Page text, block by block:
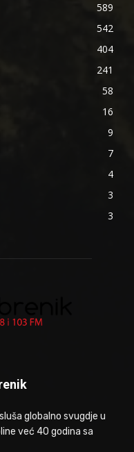
589
542
404
241
58
16
9
7
4
3
3
globalno svugdje u
već 40 godina sa